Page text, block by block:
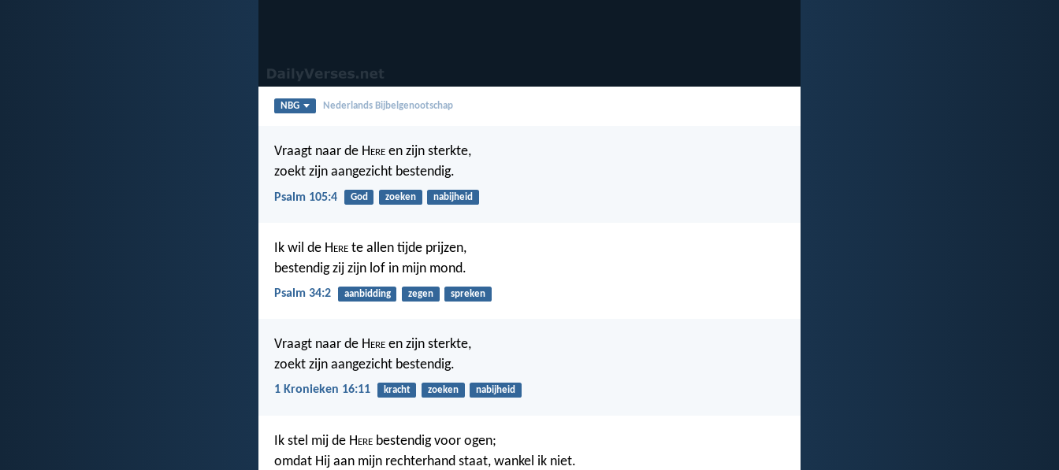
NBG Nederlands Bijbelgenootschap
Vraagt naar de Here en zijn sterkte,
zoekt zijn aangezicht bestendig.
Psalm 105:4 God zoeken nabijheid
Ik wil de Here te allen tijde prijzen,
bestendig zij zijn lof in mijn mond.
Psalm 34:2 aanbidding zegen spreken
Vraagt naar de Here en zijn sterkte,
zoekt zijn aangezicht bestendig.
1 Kronieken 16:11 kracht zoeken nabijheid
Ik stel mij de Here bestendig voor ogen;
omdat Hij aan mijn rechterhand staat, wankel ik niet.